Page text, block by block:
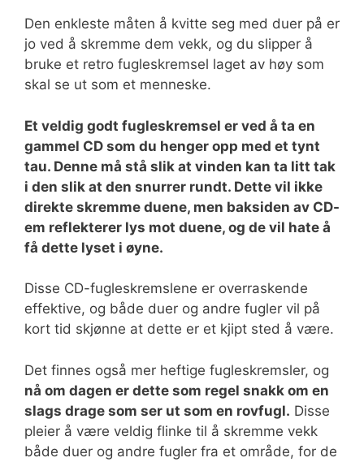
Den enkleste måten å kvitte seg med duer på er
jo ved å skremme dem vekk, og du slipper å
bruke et retro fugleskremsel laget av høy som
skal se ut som et menneske.
Et veldig godt fugleskremsel er ved å ta en
gammel CD som du henger opp med et tynt
tau. Denne må stå slik at vinden kan ta litt tak
i den slik at den snurrer rundt. Dette vil ikke
direkte skremme duene, men baksiden av CD-
em reflekterer lys mot duene, og de vil hate å
få dette lyset i øyne.
Disse CD-fugleskremslene er overraskende
effektive, og både duer og andre fugler vil på
kort tid skjønne at dette er et kjipt sted å være.
Det finnes også mer heftige fugleskremsler, og
nå om dagen er dette som regel snakk om en
slags drage som ser ut som en rovfugl. Disse
pleier å være veldig flinke til å skremme vekk
både duer og andre fugler fra et område, for de